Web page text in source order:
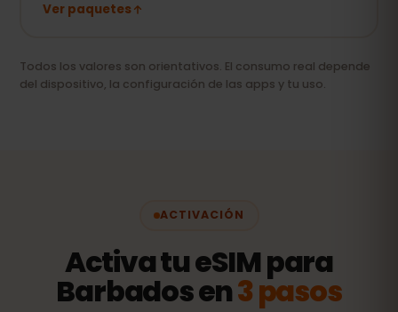
Ver paquetes
Todos los valores son orientativos. El consumo real depende
del dispositivo, la configuración de las apps y tu uso.
ACTIVACIÓN
Activa tu eSIM para
Barbados en3 pasos